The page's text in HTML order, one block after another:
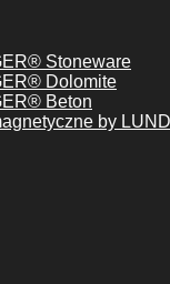
Stoneware
Dolomite
Beton
by